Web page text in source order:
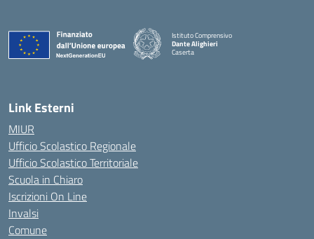
Istituto Comprensivo
Dante Alighieri
Caserta
Link Esterni
MIUR
Ufficio Scolastico Regionale
Ufficio Scolastico Territoriale
Scuola in Chiaro
Iscrizioni On Line
Invalsi
Comune